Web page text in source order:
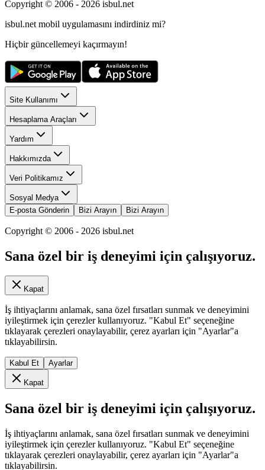
Copyright © 2006 - 2026 isbul.net
isbul.net mobil uygulamasını indirdiniz mi?
Hiçbir güncellemeyi kaçırmayın!
Site Kullanımı
Hesaplama Araçları
Yardım
Hakkımızda
Veri Politikamız
Sosyal Medya
E-posta Gönderin
Bizi Arayın Bizi Arayın
Copyright © 2006 - 2026 isbul.net
Sana özel bir iş deneyimi için çalışıyoruz.
Kapat
İş ihtiyaçlarını anlamak, sana özel fırsatları sunmak ve deneyimini
iyileştirmek için çerezler kullanıyoruz. "Kabul Et" seçeneğine
tıklayarak çerezleri onaylayabilir, çerez ayarları için "Ayarlar"a
tıklayabilirsin.
Kabul Et Ayarlar
Kapat
Sana özel bir iş deneyimi için çalışıyoruz.
İş ihtiyaçlarını anlamak, sana özel fırsatları sunmak ve deneyimini
iyileştirmek için çerezler kullanıyoruz. "Kabul Et" seçeneğine
tıklayarak çerezleri onaylayabilir, çerez ayarları için "Ayarlar"a
tıklayabilirsin.